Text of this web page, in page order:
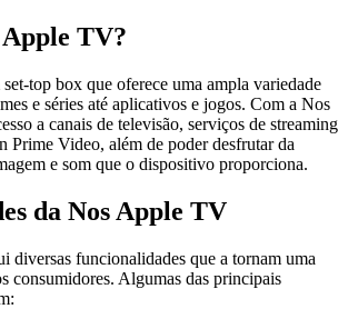
Apple TV?
top box que oferece uma ampla variedade
e séries até aplicativos e jogos. Com a Nos
a canais de televisão, serviços de streaming
Prime Video, além de poder desfrutar da
e som que o dispositivo proporciona.
da Nos Apple TV
diversas funcionalidades que a tornam uma
consumidores. Algumas das principais